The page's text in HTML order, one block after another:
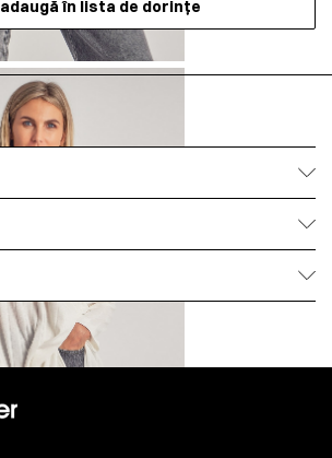
adaugă în lista de dorințe